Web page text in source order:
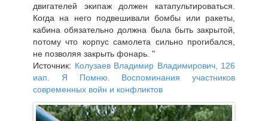
двигателей экипаж должен катапультироваться.
Когда на него подвешивали бомбы или ракеты,
кабина обязательно должна была быть закрытой,
потому что корпус самолета сильно прогибался,
не позволяя закрыть фонарь. "
Источник: Колузаев Владимир Владимирович, 126
иап. Я Помню. Воспоминания участников
современных войн и конфликтов